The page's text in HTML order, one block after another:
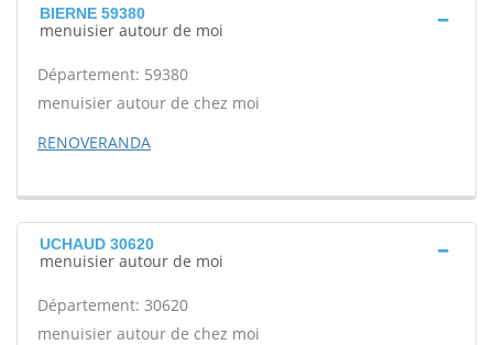
BIERNE 59380
menuisier autour de moi
Département: 59380
menuisier autour de chez moi
RENOVERANDA
UCHAUD 30620
menuisier autour de moi
Département: 30620
menuisier autour de chez moi